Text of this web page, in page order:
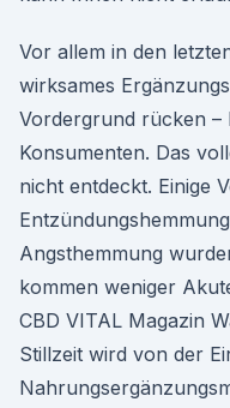
Vor allem in den
wirksames
Vordergrund rücken –
Konsumenten. Das
nicht entdeckt. Einige
Angsthemmung
kommen weniger
CBD VITAL Magazin
Stillzeit wird von der